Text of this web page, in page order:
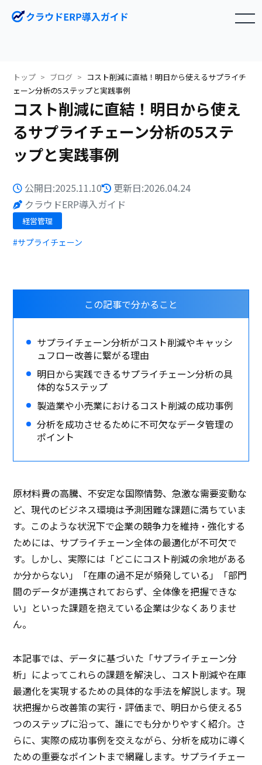
toggle navigation
トップ ブログ
コスト削減に直結！明日から使えるサプライチ
ェーン分析の5ステップと実践事例
コスト削減に直結！明日から使え
るサプライチェーン分析の5ステ
ップと実践事例
経営管理
公開日:2025.11.10
更新日:2026.04.24
クラウドERP導入ガイド
#サプライチェーン
この記事で分かること
サプライチェーン分析がコスト削減やキャッシ
ュフロー改善に繋がる理由
明日から実践できるサプライチェーン分析の具
体的な5ステップ
製造業や小売業におけるコスト削減の成功事例
分析を成功させるために不可欠なデータ管理の
ポイント
原材料費の高騰、不安定な国際情勢、急激な需要変動な
ど、現代のビジネス環境は予測困難な課題に満ちていま
す。このような状況下で企業の競争力を維持・強化する
ためには、サプライチェーン全体の最適化が不可欠で
す。しかし、実際には「どこにコスト削減の余地がある
か分からない」「在庫の過不足が頻発している」「部門
間のデータが連携されておらず、全体像を把握できな
い」といった課題を抱えている企業は少なくありませ
ん。
本記事では、データに基づいた「サプライチェーン分
析」によってこれらの課題を解決し、コスト削減や在庫
最適化を実現するための具体的な手法を解説します。現
状把握から改善策の実行・評価まで、明日から使える5
つのステップに沿って、誰にでも分かりやすく紹介。さ
らに、実際の成功事例を交えながら、分析を成功に導く
ための重要なポイントまで網羅します。サプライチェー